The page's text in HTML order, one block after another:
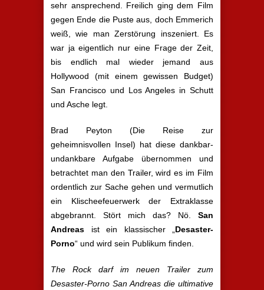
sehr ansprechend. Freilich ging dem Film
gegen Ende die Puste aus, doch Emmerich
weiß, wie man Zerstörung inszeniert. Es
war ja eigentlich nur eine Frage der Zeit,
bis endlich mal wieder jemand aus
Hollywood (mit einem gewissen Budget)
San Francisco und Los Angeles in Schutt
und Asche legt.
Brad Peyton (Die Reise zur
geheimnisvollen Insel) hat diese dankbar-
undankbare Aufgabe übernommen und
betrachtet man den Trailer, wird es im Film
ordentlich zur Sache gehen und vermutlich
ein Klischeefeuerwerk der Extraklasse
abgebrannt. Stört mich das? Nö. San
Andreas ist ein klassischer „ Desaster-
Porno“ und wird sein Publikum finden.
The Rock darf im neuen Trailer zum
Desaster-Porno San Andreas die ultimative